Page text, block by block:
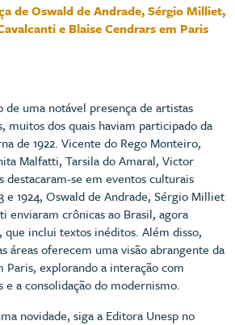
de Oswald de Andrade, Sérgio Milliet,
e Blaise Cendrars em Paris
de uma notável presença de artistas
muitos dos quais haviam participado da
de 1922. Vicente do Rego Monteiro,
Malfatti, Tarsila do Amaral, Victor
destacaram-se em eventos culturais
e 1924, Oswald de Andrade, Sérgio Milliet
enviaram crônicas ao Brasil, agora
que inclui textos inéditos. Além disso,
áreas oferecem uma visão abrangente da
explorando a interação com
e a consolidação do modernismo.
novidade, siga a Editora Unesp no